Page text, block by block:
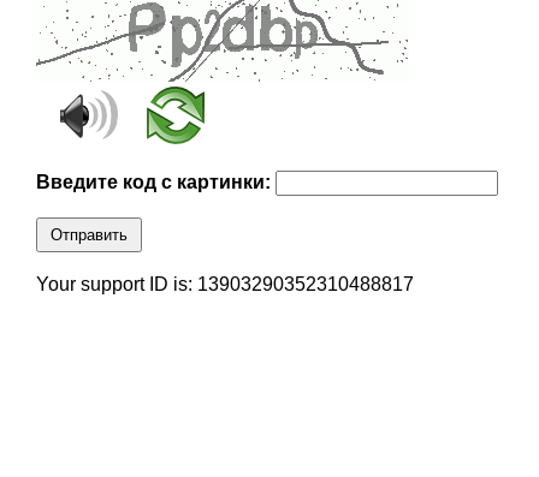
Введите код с картинки:
Отправить
Your support ID is: 13903290352310488817